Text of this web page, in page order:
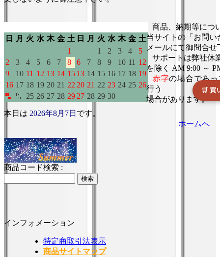
本日は 2026年8月7日 です。
ホームへ
商品コード検索 :
インフォメーション
特定商取引法表示
商品サイトマップ